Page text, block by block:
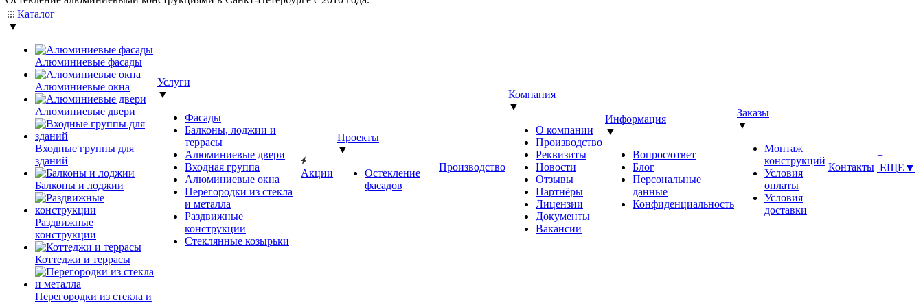
Каталог
▼
Алюминиевые фасады
Алюминиевые окна
Алюминиевые двери
Входные группы для
зданий
Балконы и лоджии
Раздвижные
конструкции
Коттеджи и террасы
Перегородки из стекла и
Услуги
▼
Фасады
Балконы, лоджии и
террасы
Алюминиевые двери
Входная группа
Алюминиевые окна
Перегородки из стекла
и металла
Раздвижные
конструкции
Стеклянные козырьки
Акции
Проекты
▼
Остекление
фасадов
Производство
Компания
▼
О компании
Производство
Реквизиты
Новости
Отзывы
Партнёры
Лицензии
Документы
Вакансии
Информация
▼
Вопрос/ответ
Блог
Персональные
данные
Конфиденциальность
Заказы
▼
Монтаж
конструкций
Условия
оплаты
Условия
доставки
Контакты
+
ЕЩЕ ▼